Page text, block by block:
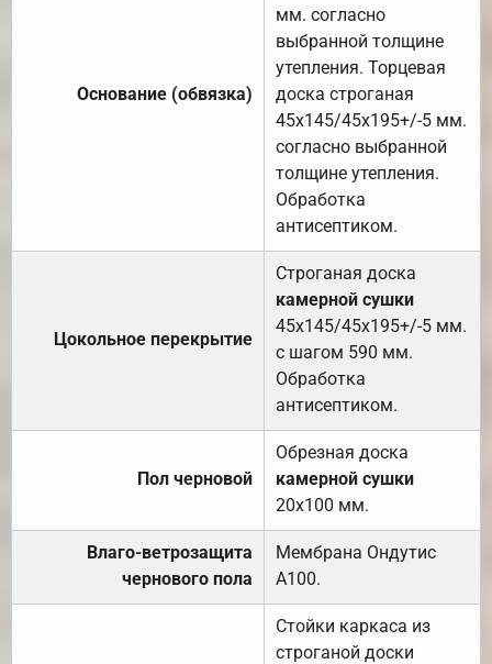
Основание (обвязка)
мм. согласно
выбранной толщине
утепления. Торцевая
доска строганая
45х145/45х195+/-5 мм.
согласно выбранной
толщине утепления.
Обработка
антисептиком.
Цокольное перекрытие
Строганая доска
камерной сушки
45х145/45х195+/-5 мм.
с шагом 590 мм.
Обработка
антисептиком.
Пол черновой
Обрезная доска
камерной сушки
20х100 мм.
Влаго-ветрозащита
чернового пола
Мембрана Ондутис
А100.
Стойки каркаса из
строганой доски